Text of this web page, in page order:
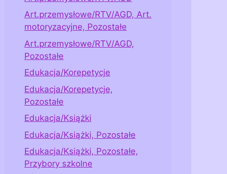
Art.przemysłowe/RTV/AGD, Art.
motoryzacyjne, Pozostałe
Art.przemysłowe/RTV/AGD,
Pozostałe
Edukacja/Korepetycje
Edukacja/Korepetycje,
Pozostałe
Edukacja/Książki
Edukacja/Książki, Pozostałe
Edukacja/Książki, Pozostałe,
Przybory szkolne